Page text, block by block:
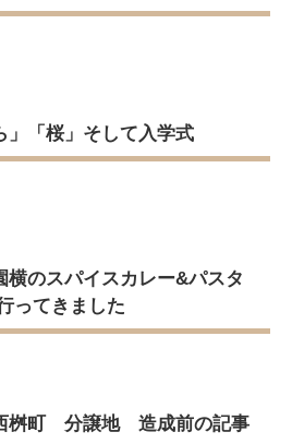
」「桜」そして入学式
横のスパイスカレー&パスタ
ってきました
桝町 分譲地 造成前の記事